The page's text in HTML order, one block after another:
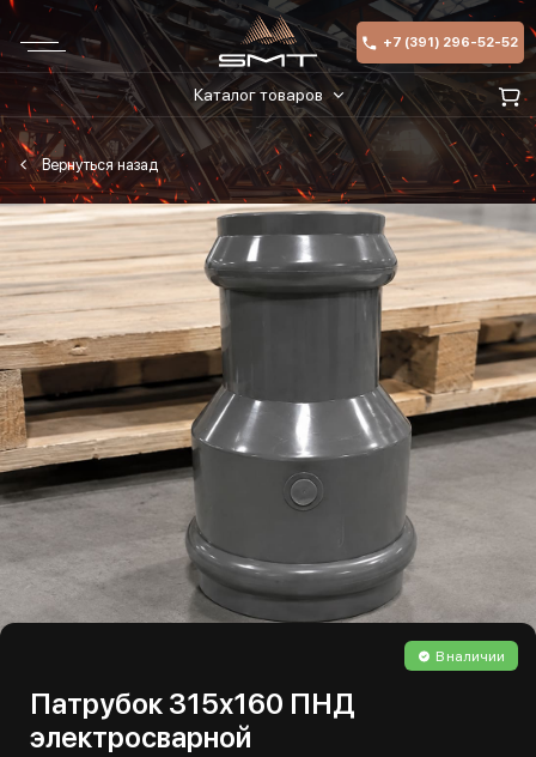
+7 (391) 296-52-52
Каталог товаров
В наличии
Патрубок 315х160 ПНД
электросварной